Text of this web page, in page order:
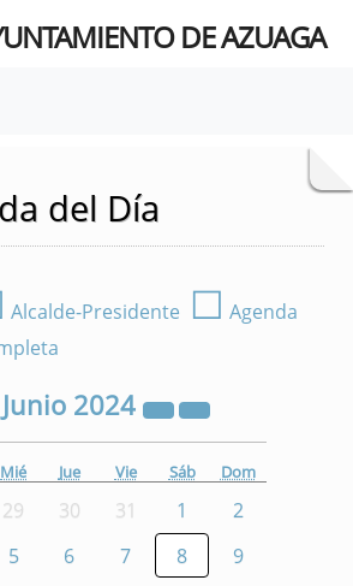
DE AZUAGA
del Día
Alcalde-Presidente ☐ Agenda
Junio 2024
Mié Jue Vie Sáb Dom
29 30 31 1
2
5 6 7 8
9